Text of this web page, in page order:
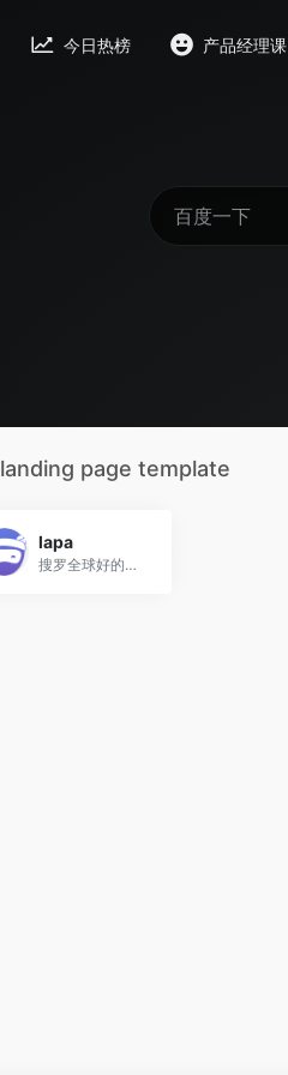
今日热榜 产品经理课
landing page template
lapa
搜罗全球好的网页设计